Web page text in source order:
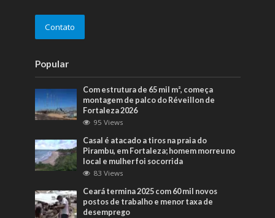
Contato
Popular
Com estrutura de 65 mil m², começa
montagem de palco do Réveillon de
Fortaleza 2026
95 Views
Casal é atacado a tiros na praia do
Pirambu, em Fortaleza; homem morreu no
local e mulher foi socorrida
83 Views
Ceará termina 2025 com 60 mil novos
postos de trabalho e menor taxa de
desemprego